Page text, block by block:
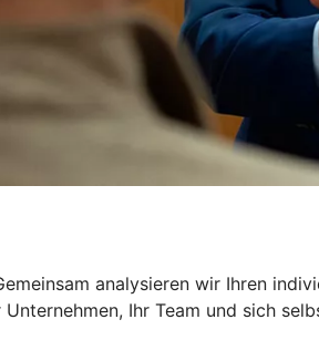
analysieren wir Ihren
Ihr Team und sich